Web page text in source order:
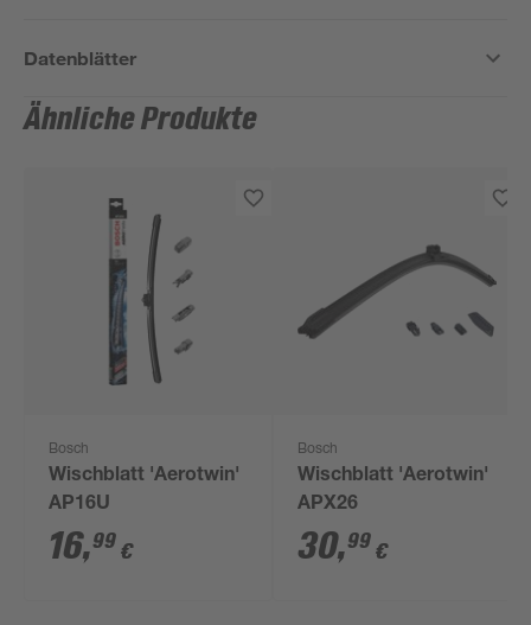
Datenblätter
Ähnliche Produkte
Bosch
Wischblatt 'Aerotwin'
AP16U
16,99 €
Bosch
Wischblatt 'Aerotwin'
APX26
30,99 €